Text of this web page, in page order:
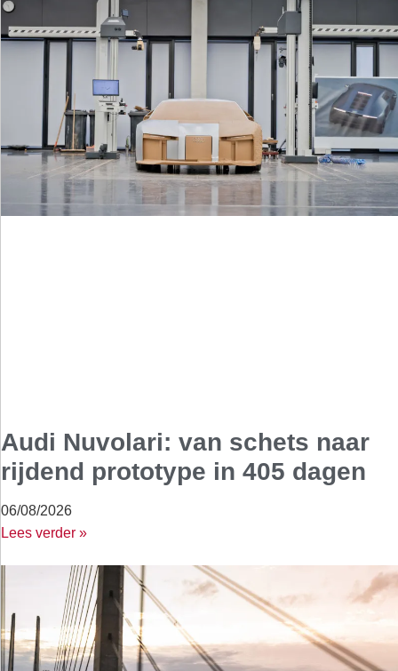
Audi Nuvolari: van schets naar
rijdend prototype in 405 dagen
06/08/2026
Lees verder »